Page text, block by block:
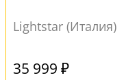
Lightstar (Италия)
35 999 ₽